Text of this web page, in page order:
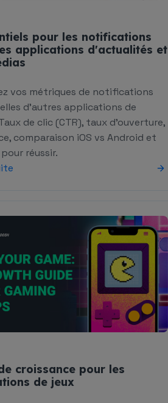
pour les notifications
applications d'actualités et
vos métriques de notifications
d'autres applications de
de clic (CTR), taux d'ouverture,
comparaison iOS vs Android et
réussir.
croissance pour les
de jeux